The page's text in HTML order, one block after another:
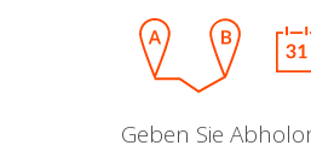
Geben Sie